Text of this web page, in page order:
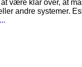
være klar over, at
andre systemer.